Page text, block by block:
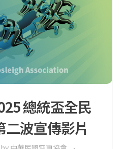
總統盃全民
二波宣傳影片